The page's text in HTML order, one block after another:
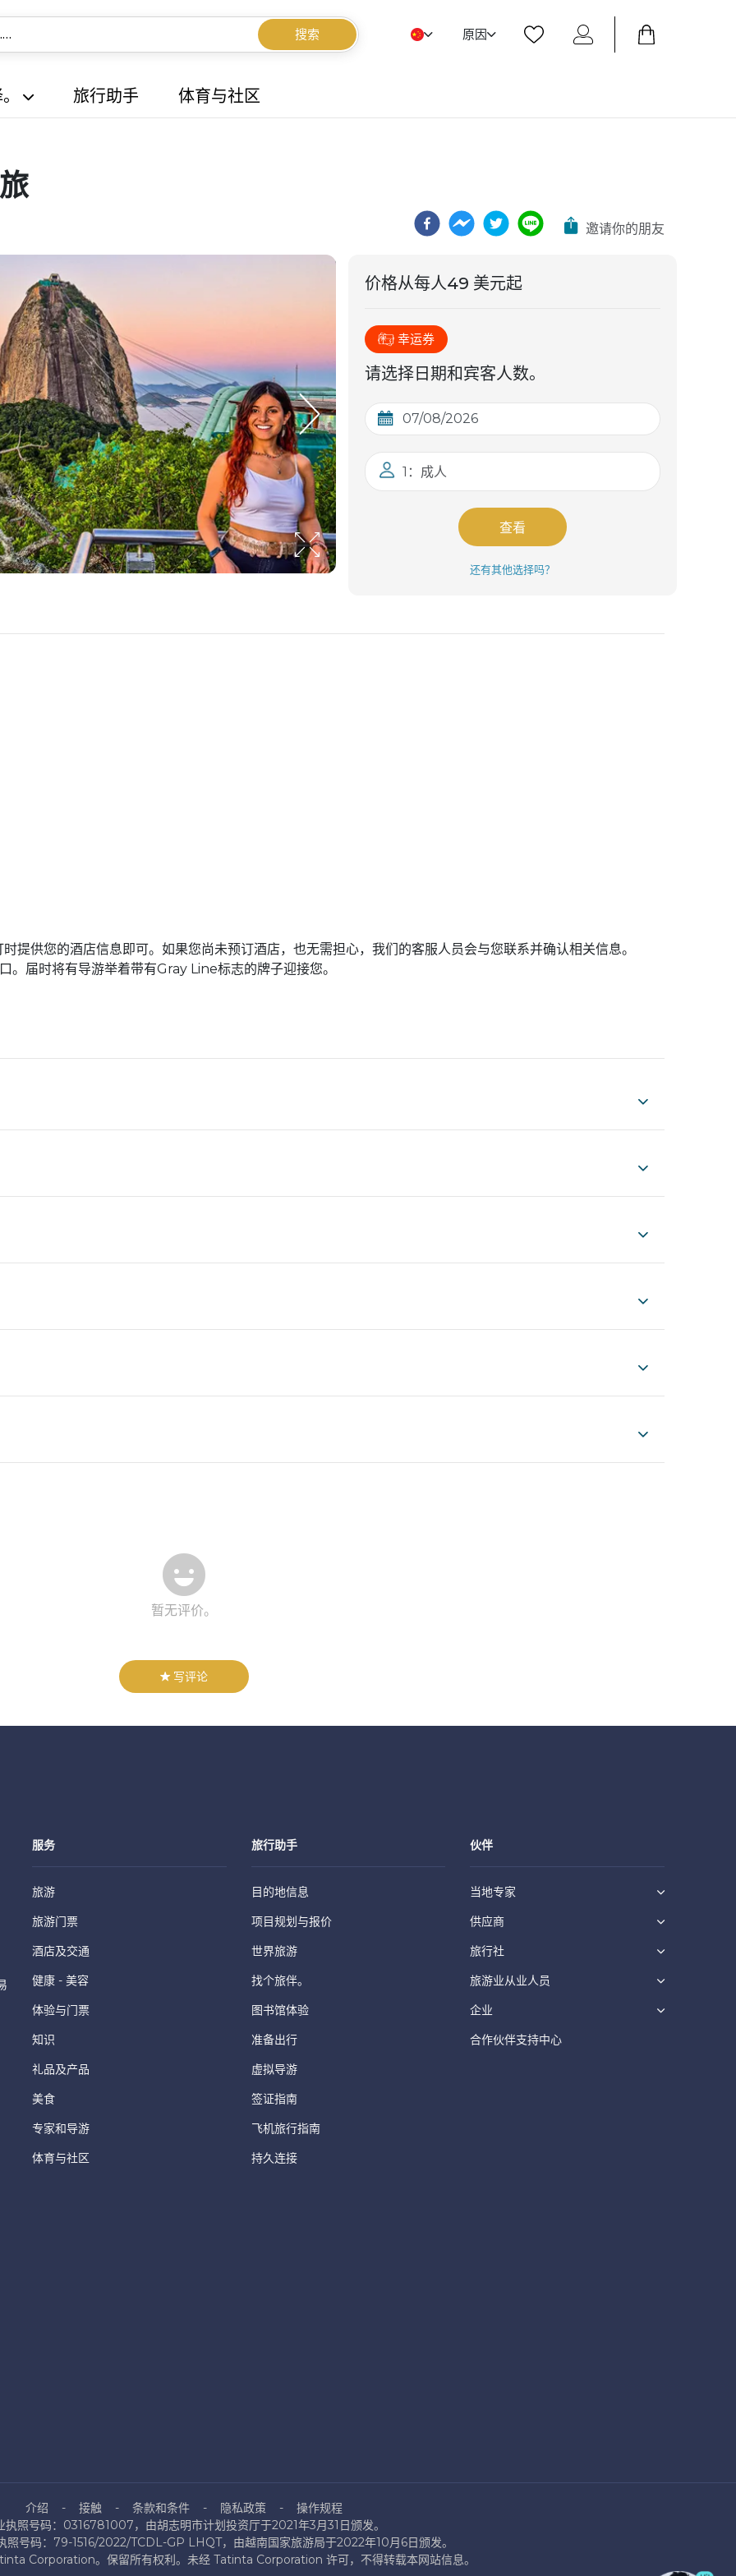
搜索 原因
旅行助手 体育与社区
邀请你的朋友
价格从每人49 美元起
幸运券
请选择日期和宾客人数。
1：成人
查看
还有其他选择吗？
提供您的酒店信息即可。如果您尚未预订酒店，也无需担心，我们的客服人员会与您联系并确认相关信息。
。届时将有导游举着带有Gray Line标志的牌子迎接您。
暂无评价。
写评论
服务
旅游
旅游门票
酒店及交通
健康 - 美容
体验与门票
知识
礼品及产品
美食
专家和导游
体育与社区
旅行助手
目的地信息
项目规划与报价
世界旅游
找个旅伴。
图书馆体验
准备出行
虚拟导游
签证指南
飞机旅行指南
持久连接
伙伴
当地专家
供应商
旅行社
旅游业从业人员
企业
合作伙伴支持中心
介绍 接触 条款和条件 隐私政策
操作规程
执照号码：0316781007，由胡志明市计划投资厅于2021年3月31日颁发。
照号码：79-1516/2022/TCDL-GP LHQT，由越南国家旅游局于2022年10月6日颁发。
Corporation。保留所有权利。未经 Tatinta Corporation 许可，不得转载本网站信息。